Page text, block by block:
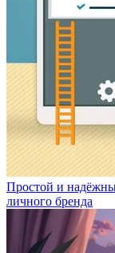
Простой и
личного бренда